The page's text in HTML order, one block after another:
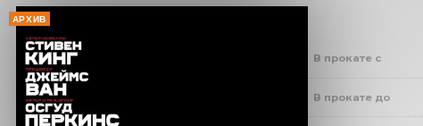
АРХИВ
В прокате с
В прокате до